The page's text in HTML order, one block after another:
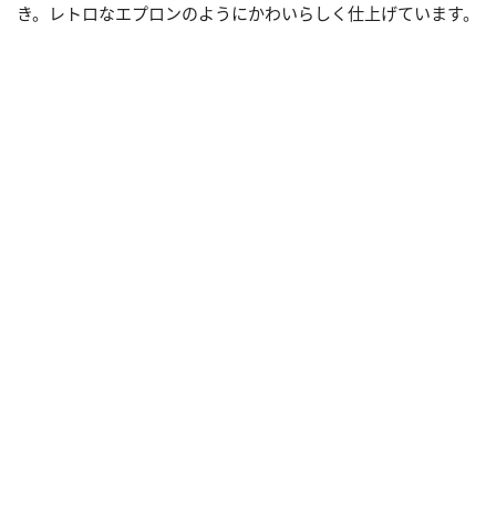
き。レトロなエプロンのようにかわいらしく仕上げています。